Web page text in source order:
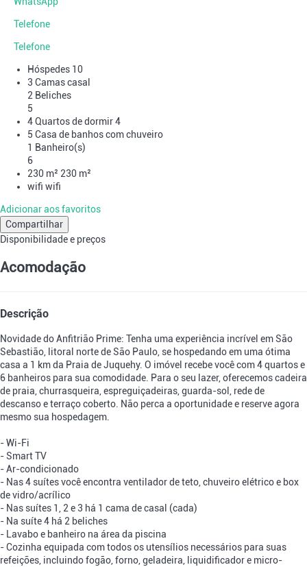
Telefone
Telefone
Hóspedes 10
3 Camas casal
2 Beliches
5
4 Quartos de dormir4
5 Casa de banhos com chuveiro
1 Banheiro(s)
6
230 m² 230 m²
wifi wifi
Adicionar aos favoritos
Compartilhar
Disponibilidade e preços
Acomodação
Descrição
Novidade do Anfitrião Prime: Tenha uma experiência incrível em São
Sebastião, litoral norte de São Paulo, se hospedando em uma ótima
casa a 1 km da Praia de Juquehy. O imóvel recebe você com 4 quartos e
6 banheiros para sua comodidade. Para o seu lazer, oferecemos cadeira
de praia, churrasqueira, espreguiçadeiras, guarda-sol, rede de
descanso e terraço coberto. Não perca a oportunidade e reserve agora
mesmo sua hospedagem.
- Wi-Fi
- Smart TV
- Ar-condicionado
- Nas 4 suítes você encontra ventilador de teto, chuveiro elétrico e box
de vidro/acrílico
- Nas suítes 1, 2 e 3 há 1 cama de casal (cada)
- Na suíte 4 há 2 beliches
- Lavabo e banheiro na área da piscina
- Cozinha equipada com todos os utensílios necessários para suas
refeições, incluindo fogão, forno, geladeira, liquidificador e micro-